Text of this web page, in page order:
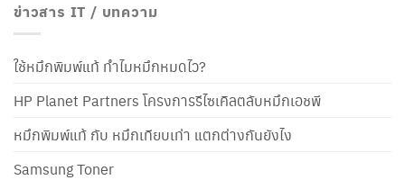
ข่าวสาร IT / บทความ
ใช้หมึกพิมพ์แท้ ทำไมหมึกหมดไว?
HP Planet Partners โครงการรีไซเคิลตลับหมึกเอชพี
หมึกพิมพ์แท้ กับ หมึกเทียบเท่า แตกต่างกันยังไง
Samsung Toner